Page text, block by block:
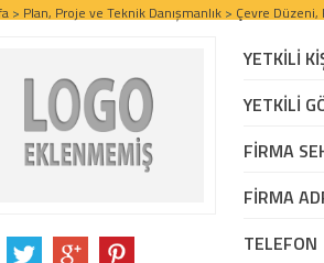
> Plan, Proje ve Teknik Danışmanlık> Çevre Düzeni,
YETKİLİ
YETKİLİ
FİRMA
FİRMA
TELEFON